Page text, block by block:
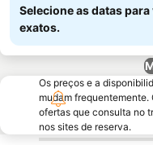
Selecione as datas
exatos.
Os preços e a
mudam
ofertas que consulta no
nos sites de reserva.